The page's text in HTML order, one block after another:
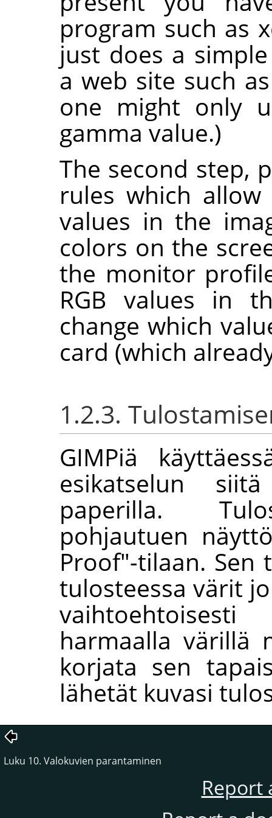
program such as
just does a
a web site such
one might only
gamma value.)
The second step,
rules which
values in the
colors on the
the monitor
RGB values in
change which
card (which
1.2.3.
GIMPiä
esikatselun
paperilla.
pohjautuen
Proof"-tilaan. Sen
tulosteessa värit
harmaalla värillä
korjata sen
lähetät kuvasi
Luku 10. Valokuvien parantaminen
Report